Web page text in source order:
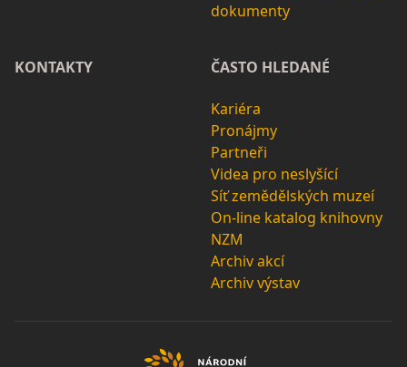
dokumenty
KONTAKTY ČASTO HLEDANÉ
Kariéra
Pronájmy
Partneři
Videa pro neslyšící
Síť zemědělských muzeí
On-line katalog knihovny
NZM
Archiv akcí
Archiv výstav